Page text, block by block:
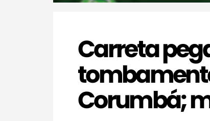
Carreta
Corumbá;